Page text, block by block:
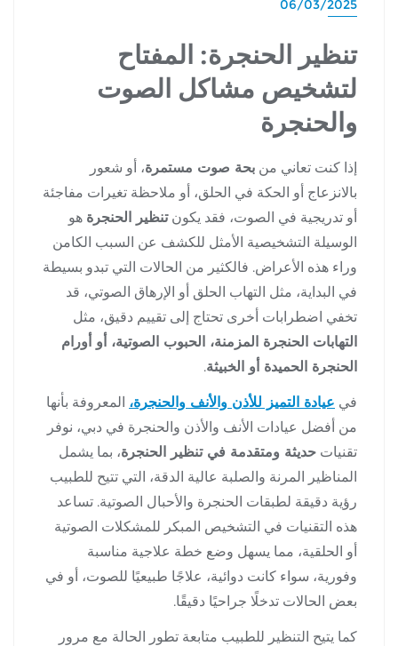
06/03/2025
تنظير الحنجرة: المفتاح
لتشخيص مشاكل الصوت
والحنجرة
إذا كنت تعاني من بحة صوت مستمرة، أو شعور
بالانزعاج أو الحكة في الحلق، أو ملاحظة تغيرات مفاجئة
أو تدريجية في الصوت، فقد يكونتنظير الحنجرة هو
الوسيلة التشخيصية الأمثل للكشف عن السبب الكامن
وراء هذه الأعراض. فالكثير من الحالات التي تبدو بسيطة
في البداية، مثل التهاب الحلق أو الإرهاق الصوتي، قد
تخفي اضطرابات أخرى تحتاج إلى تقييم دقيق، مثل
التهابات الحنجرة المزمنة، الحبوب الصوتية، أو أورام
الحنجرة الحميدة أو الخبيثة.
في عيادة التميز للأذن والأنف والحنجرة، المعروفة بأنها
من أفضل عيادات الأنف والأذن والحنجرة في دبي، نوفر
تقنيات حديثة ومتقدمة في تنظير الحنجرة، بما يشمل
المناظير المرنة والصلبة عالية الدقة، التي تتيح للطبيب
رؤية دقيقة لطبقات الحنجرة والأحبال الصوتية. تساعد
هذه التقنيات في التشخيص المبكر للمشكلات الصوتية
أو الحلقية، مما يسهل وضع خطة علاجية مناسبة
وفورية، سواء كانت دوائية، علاجًا طبيعيًا للصوت، أو في
بعض الحالات تدخلًا جراحيًا دقيقًا.
كما يتيح التنظير للطبيب متابعة تطور الحالة مع مرور